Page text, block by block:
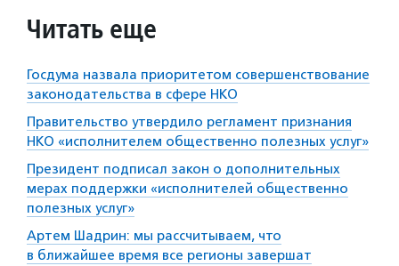
Читать еще
Госдума назвала приоритетом совершенствование
законодательства в сфере НКО
Правительство утвердило регламент признания
НКО «исполнителем общественно полезных услуг»
Президент подписал закон о дополнительных
мерах поддержки «исполнителей общественно
полезных услуг»
Артем Шадрин: мы рассчитываем, что
в ближайшее время все регионы завершат